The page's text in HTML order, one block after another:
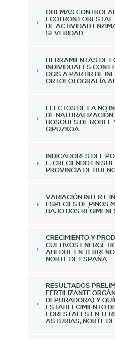
QUEMAS
ECOTRON
DE ACTIVIDAD
SEVERIDAD
HERRAMIENTAS DE
INDIVIDUALES CON
QGIS A PARTIR DE
ORTOFOTOGRAFÍA
EFECTOS DE LA NO
DE NATURALIZACIÓN
BOSQUES DE
GIPUZKOA
INDICADORES DEL
L. CRECIENDO EN
PROVINCIA DE
VARIACIÓN INTER E
ESPECIES DE PINOS
BAJO DOS
CRECIMIENTO Y
CULTIVOS
ABEDUL EN
NORTE DE ESPAÑA
RESULTADOS
FERTILIZANTE
DEPURADORA) Y
ESTABLECIMIENTO
FORESTALES EN
ASTURIAS, NORTE